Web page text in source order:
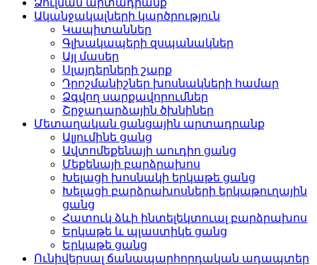
Ականջակալների կարծրություն
Կապիտաններ
Գլխակապերի զսպանակներ
Այլ մասեր
Սլայդերների շարք
Դրոշմանիշներ խոսնակների համար
Ձգվող սարքավորումներ
Շրջադարձային ծխնիներ
Մետաղական ցանցային արտադրանք
Ալյումինե ցանց
Ավտոմեքենայի աուդիո ցանց
Մեքենայի բարձրախոս
Խելացի խոսնակի երկաթե ցանց
Խելացի բարձրախոսների երկաթուղային
ցանց
Հատուկ ձևի ինտելեկտուալ բարձրախոս
Երկաթե և պլաստիկե ցանց
Երկաթե ցանց
Ունիվերսալ ճանապարհորդական ադապտեր